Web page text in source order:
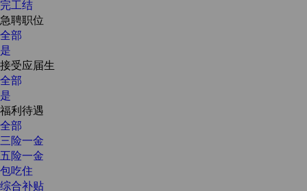
完工结
急聘职位
全部
是
接受应届生
全部
是
福利待遇
全部
三险一金
五险一金
包吃住
综合补贴